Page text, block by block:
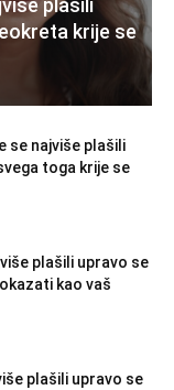
plašili
krije se
se najviše plašili
toga krije se
plašili upravo se
kao vaš
plašili upravo se